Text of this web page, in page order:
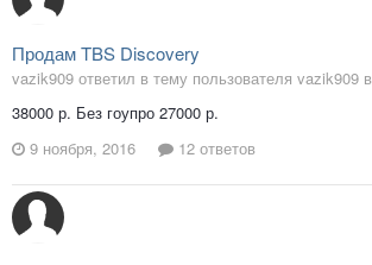
Продам TBS Discovery
vazik909 ответил в тему пользователя vazik909 в
38000 р. Без гоупро 27000 р.
9 ноября, 2016
12 ответов